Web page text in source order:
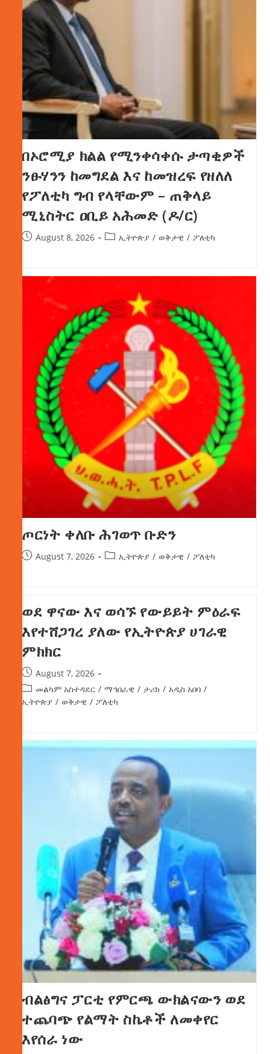
በኦሮሚያ ክልል የሚንቀሳቀሱ ታጣቂዎች
ንፁሃንን ከመግደል እና ከመዝረፍ የዘለለ
የፖለቲካ ግብ የላቸውም – ጠቅላይ
ሚኒስትር ዐቢይ አሕመድ (ዶ/ር)
August 8, 2026 ኢትዮጵያ / ወቅታዊ / ፖለቲካ
ጦርነት ቀለቡ ሕገወጥ ቡድን
August 7, 2026 ኢትዮጵያ / ወቅታዊ / ፖለቲካ
ወደ ዋናው እና ወሳኙ የውይይት ምዕራፍ
እየተሸጋገረ ያለው የኢትዮጵያ ሀገራዊ
ምክክር
August 7, 2026
መልካም አስተዳደር / ማኅበራዊ / ታሪክ / አዲስ አበባ /
ኢትዮጵያ / ወቅታዊ / ፖለቲካ
ብልፅግና ፓርቲ የምርጫ ውክልናውን ወደ
ተጨባጭ የልማት ስኬቶች ለመቀየር
እየሰራ ነው